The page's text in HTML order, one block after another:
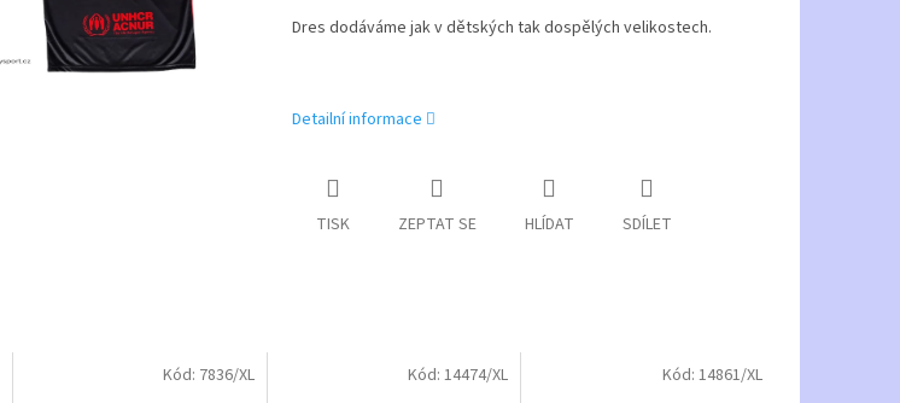
Dres dodáváme jak v dětských tak dospělých velikostech.
Detailní informace
TISK ZEPTAT SE HLÍDAT SDÍLET
Kód: 7836/XL Kód:14474/XL Kód: 14861/XL